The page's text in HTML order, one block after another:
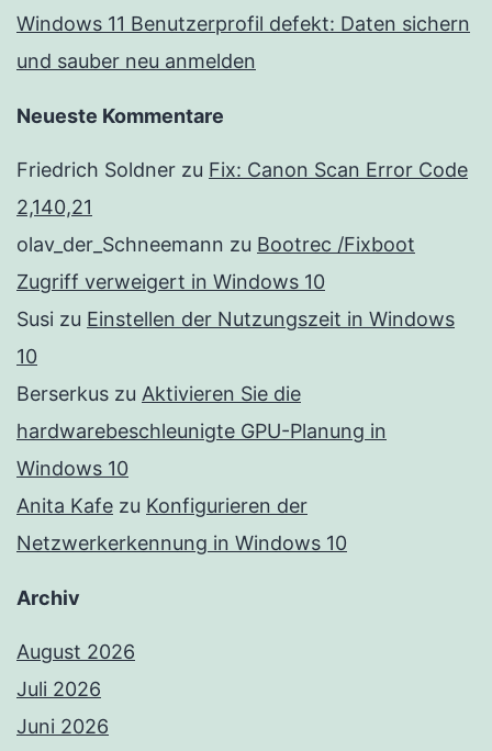
Windows 11 Benutzerprofil defekt: Daten sichern
und sauber neu anmelden
Neueste Kommentare
Friedrich Soldner zu Fix: Canon Scan Error Code
2,140,21
olav_der_Schneemann zu Bootrec /Fixboot
Zugriff verweigert in Windows 10
Susi zu Einstellen der Nutzungszeit in Windows
10
Berserkus zu Aktivieren Sie die
hardwarebeschleunigte GPU-Planung in
Windows 10
Anita Kafe zu Konfigurieren der
Netzwerkerkennung in Windows 10
Archiv
August 2026
Juli 2026
Juni 2026